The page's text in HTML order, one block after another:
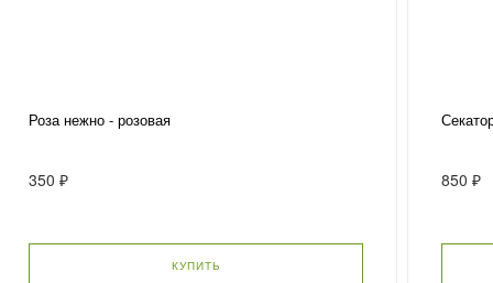
Роза нежно - розовая
350 ₽
КУПИТЬ
850 ₽